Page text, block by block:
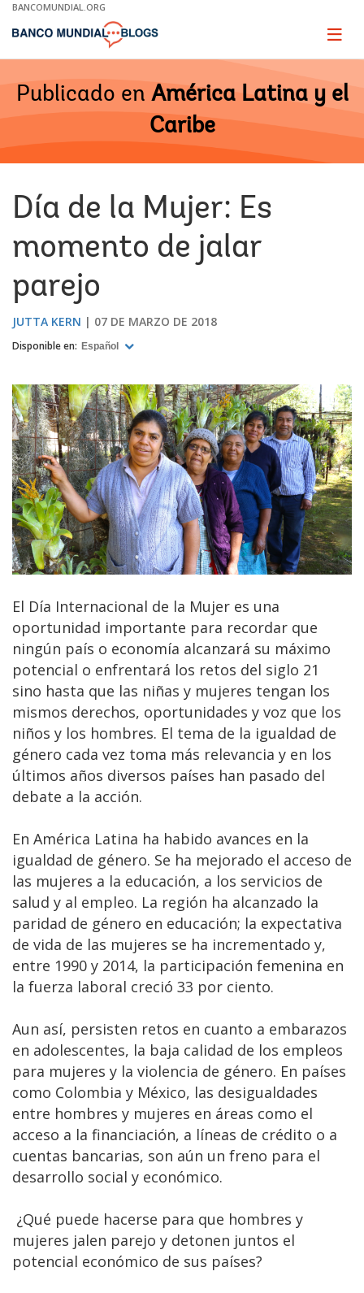
Skip
Main
BANCOMUNDIAL.ORG
Page
Publicado en América Latina y el
Caribe
Día de la Mujer: Es
momento de jalar
parejo
JUTTA KERN 07 DE MARZO DE 2018
Disponible en: Español
El Día Internacional de la Mujer es una
oportunidad importante para recordar que
ningún país o economía alcanzará su máximo
potencial o enfrentará los retos del siglo 21
sino hasta que las niñas y mujeres tengan los
mismos derechos, oportunidades y voz que los
niños y los hombres. El tema de la igualdad de
género cada vez toma más relevancia y en los
últimos años diversos países han pasado del
debate a la acción.
En América Latina ha habido avances en la
igualdad de género. Se ha mejorado el acceso de
las mujeres a la educación, a los servicios de
salud y al empleo. La región ha alcanzado la
paridad de género en educación; la expectativa
de vida de las mujeres se ha incrementado y,
entre 1990 y 2014, la participación femenina en
la fuerza laboral creció 33 por ciento.
Aun así, persisten retos en cuanto a embarazos
en adolescentes, la baja calidad de los empleos
para mujeres y la violencia de género. En países
como Colombia y México, las desigualdades
entre hombres y mujeres en áreas como el
acceso a la financiación, a líneas de crédito o a
cuentas bancarias, son aún un freno para el
desarrollo social y económico.
¿Qué puede hacerse para que hombres y
mujeres jalen parejo y detonen juntos el
potencial económico de sus países?